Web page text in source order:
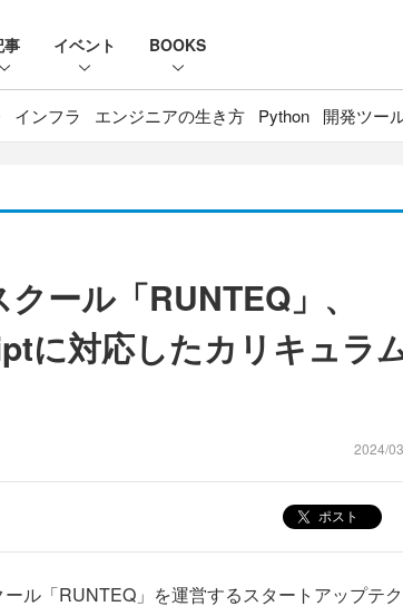
事 イベント BOOKS
インフラ エンジニアの生き方 Python 開発ツー
ール「RUNTEQ」、
に対応したカリキュラ
2024/
ポスト
ル「RUNTEQ」を運営するスタートアップテ